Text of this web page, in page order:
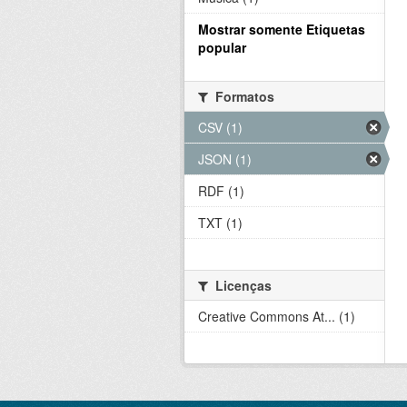
Mostrar somente Etiquetas
popular
Formatos
CSV (1)
JSON (1)
RDF (1)
TXT (1)
Licenças
Creative Commons At... (1)